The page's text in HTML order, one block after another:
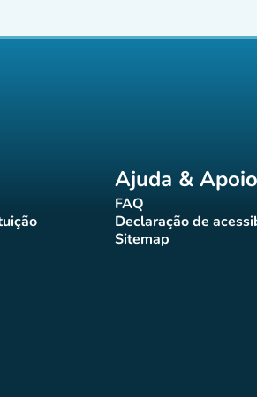
Ajuda & Apoio
FAQ(novo separador)
Declaração de(novo
Sitemap(novo separador)